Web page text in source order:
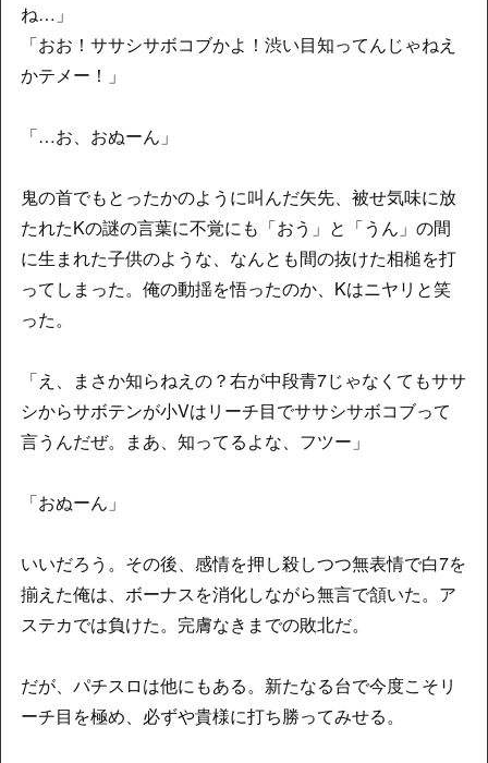
ね…」
「おお！ササシサボコブかよ！渋い目知ってんじゃねえ
かテメー！」
「…お、おぬーん」
鬼の首でもとったかのように叫んだ矢先、被せ気味に放
たれたKの謎の言葉に不覚にも「おう」と「うん」の間
に生まれた子供のような、なんとも間の抜けた相槌を打
ってしまった。俺の動揺を悟ったのか、Kはニヤリと笑
った。
「え、まさか知らねえの？右が中段青7じゃなくてもササ
シからサボテンが小Vはリーチ目でササシサボコブって
言うんだぜ。まあ、知ってるよな、フツー」
「おぬーん」
いいだろう。その後、感情を押し殺しつつ無表情で白7を
揃えた俺は、ボーナスを消化しながら無言で頷いた。ア
ステカでは負けた。完膚なきまでの敗北だ。
だが、パチスロは他にもある。新たなる台で今度こそリ
ーチ目を極め、必ずや貴様に打ち勝ってみせる。